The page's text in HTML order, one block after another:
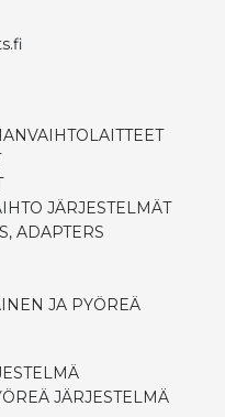
JÄRJESTELMÄT
ADAPTERS
JA PYÖREÄ
JÄRJESTELMÄ